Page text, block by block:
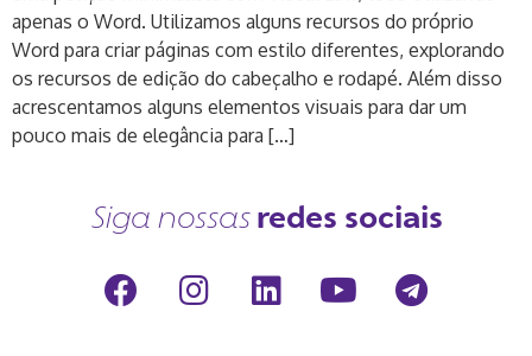
apenas o Word. Utilizamos alguns recursos do próprio
Word para criar páginas com estilo diferentes, explorando
os recursos de edição do cabeçalho e rodapé. Além disso
acrescentamos alguns elementos visuais para dar um
pouco mais de elegância para […]
Siga nossas redes sociais